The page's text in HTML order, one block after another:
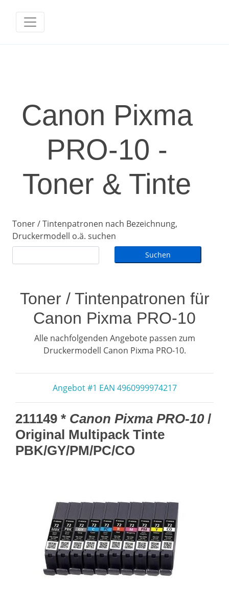
Canon Pixma
PRO-10 -
Toner & Tinte
Toner / Tintenpatronen nach Bezeichnung,
Druckermodell o.ä. suchen
Toner / Tintenpatronen für
Canon Pixma PRO-10
Alle nachfolgenden Angebote passen zum
Druckermodell Canon Pixma PRO-10.
Angebot #1 EAN 4960999974217
211149 * Canon Pixma PRO-10/
Original Multipack Tinte
PBK/GY/PM/PC/CO